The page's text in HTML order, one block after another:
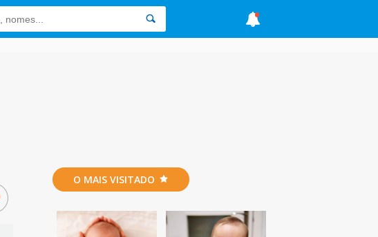
O MAIS VISITADO